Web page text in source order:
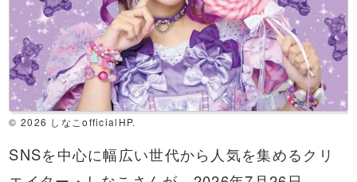
© 2026 しなこofficialHP.
SNSを中心に幅広い世代から人気を集めるクリ